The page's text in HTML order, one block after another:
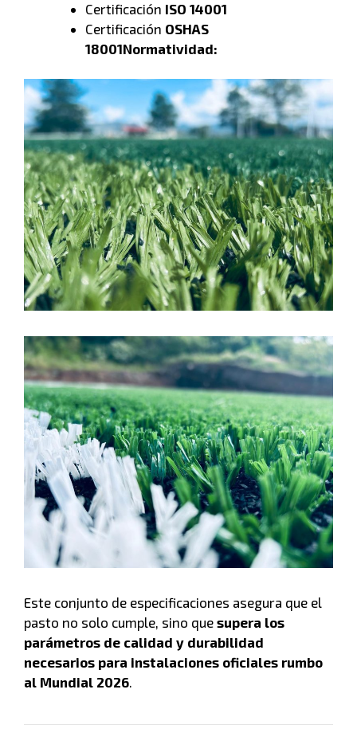
Certificación ISO 14001
Certificación OSHAS
18001Normatividad:
Este conjunto de especificaciones asegura que el
pasto no solo cumple, sino que supera los
parámetros de calidad y durabilidad
necesarios para instalaciones oficiales rumbo
al Mundial 2026.